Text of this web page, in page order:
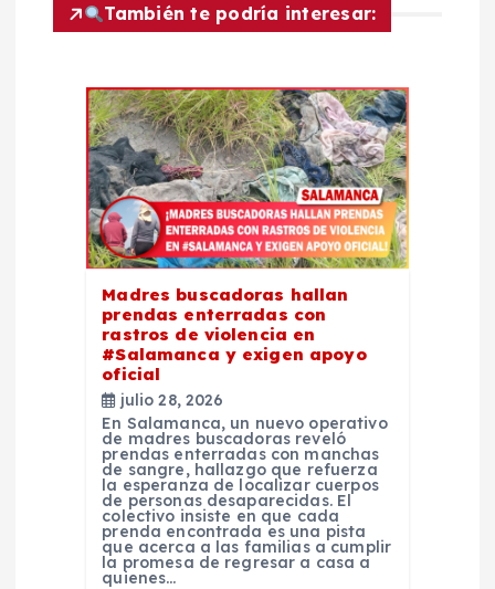
También te podría interesar:
Madres buscadoras hallan
prendas enterradas con
rastros de violencia en
#Salamanca y exigen apoyo
oficial
julio 28, 2026
En Salamanca, un nuevo operativo
de madres buscadoras reveló
prendas enterradas con manchas
de sangre, hallazgo que refuerza
la esperanza de localizar cuerpos
de personas desaparecidas. El
colectivo insiste en que cada
prenda encontrada es una pista
que acerca a las familias a cumplir
la promesa de regresar a casa a
quienes…